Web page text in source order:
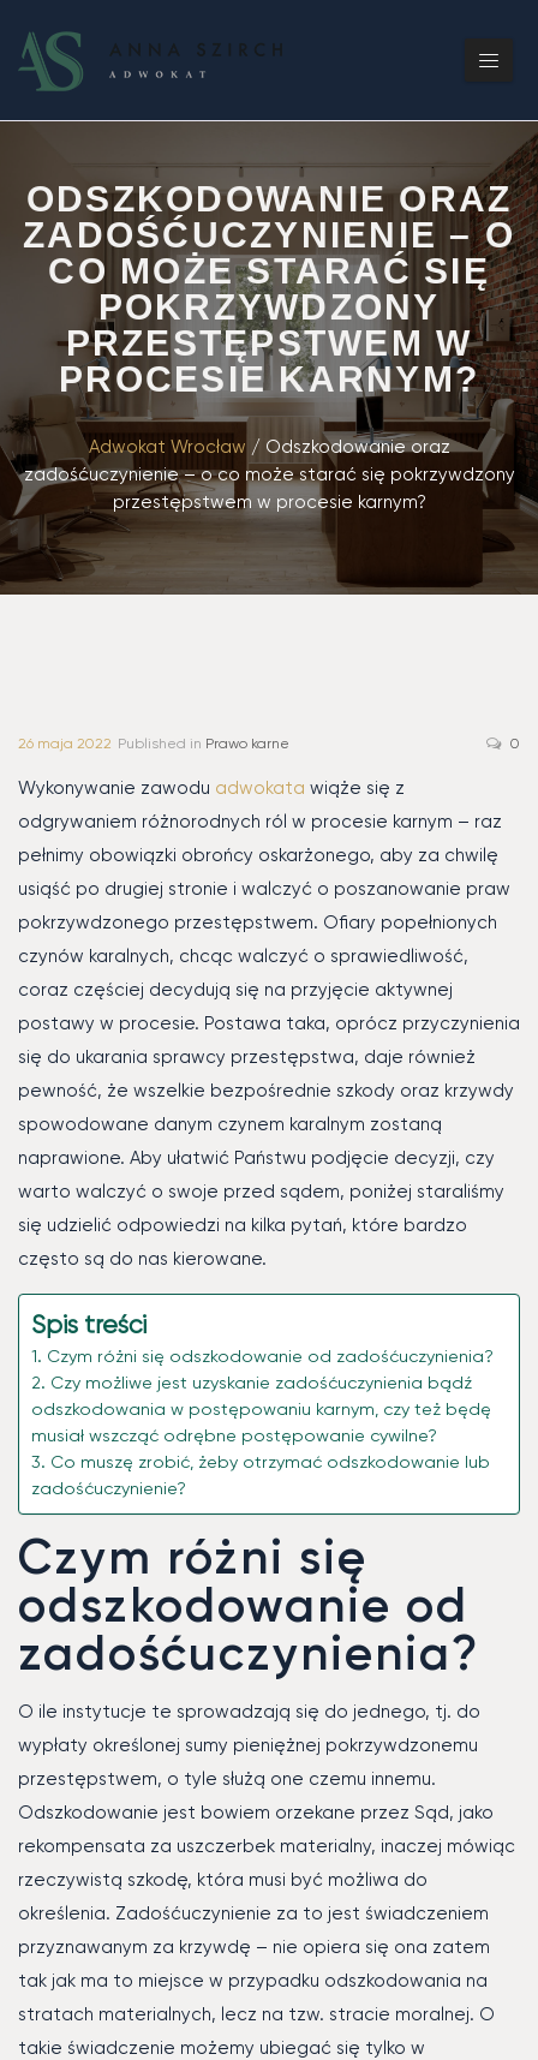
ODSZKODOWANIE ORAZ
ZADOŚĆUCZYNIENIE – O
CO MOŻE STARAĆ SIĘ
POKRZYWDZONY
PRZESTĘPSTWEM W
PROCESIE KARNYM?
Adwokat Wrocław / Odszkodowanie oraz
zadośćuczynienie – o co może starać się pokrzywdzony
przestępstwem w procesie karnym?
26 maja 2022 Published in Prawo karne 0
Wykonywanie zawodu adwokata wiąże się z
odgrywaniem różnorodnych ról w procesie karnym – raz
pełnimy obowiązki obrońcy oskarżonego, aby za chwilę
usiąść po drugiej stronie i walczyć o poszanowanie praw
pokrzywdzonego przestępstwem. Ofiary popełnionych
czynów karalnych, chcąc walczyć o sprawiedliwość,
coraz częściej decydują się na przyjęcie aktywnej
postawy w procesie. Postawa taka, oprócz przyczynienia
się do ukarania sprawcy przestępstwa, daje również
pewność, że wszelkie bezpośrednie szkody oraz krzywdy
spowodowane danym czynem karalnym zostaną
naprawione. Aby ułatwić Państwu podjęcie decyzji, czy
warto walczyć o swoje przed sądem, poniżej staraliśmy
się udzielić odpowiedzi na kilka pytań, które bardzo
często są do nas kierowane.
Spis treści
Czym różni się odszkodowanie od zadośćuczynienia?
Czy możliwe jest uzyskanie zadośćuczynienia bądź
odszkodowania w postępowaniu karnym, czy też będę
musiał wszcząć odrębne postępowanie cywilne?
Co muszę zrobić, żeby otrzymać odszkodowanie lub
zadośćuczynienie?
Czym różni się
odszkodowanie od
zadośćuczynienia?
O ile instytucje te sprowadzają się do jednego, tj. do
wypłaty określonej sumy pieniężnej pokrzywdzonemu
przestępstwem, o tyle służą one czemu innemu.
Odszkodowanie jest bowiem orzekane przez Sąd, jako
rekompensata za uszczerbek materialny, inaczej mówiąc
rzeczywistą szkodę, która musi być możliwa do
określenia. Zadośćuczynienie za to jest świadczeniem
przyznawanym za krzywdę – nie opiera się ona zatem
tak jak ma to miejsce w przypadku odszkodowania na
stratach materialnych, lecz na tzw. stracie moralnej. O
takie świadczenie możemy ubiegać się tylko w